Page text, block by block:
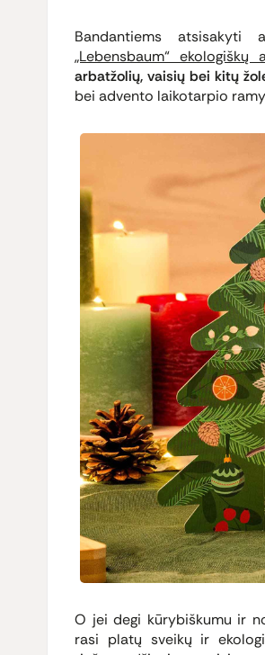
Bandantiems atsisakyti
„Lebensbaum“ ekologiškų
arbatžolių, vaisių bei kitų
bei advento laikotarpio
O jei degi kūrybiškumu ir
rasi platų sveikų ir